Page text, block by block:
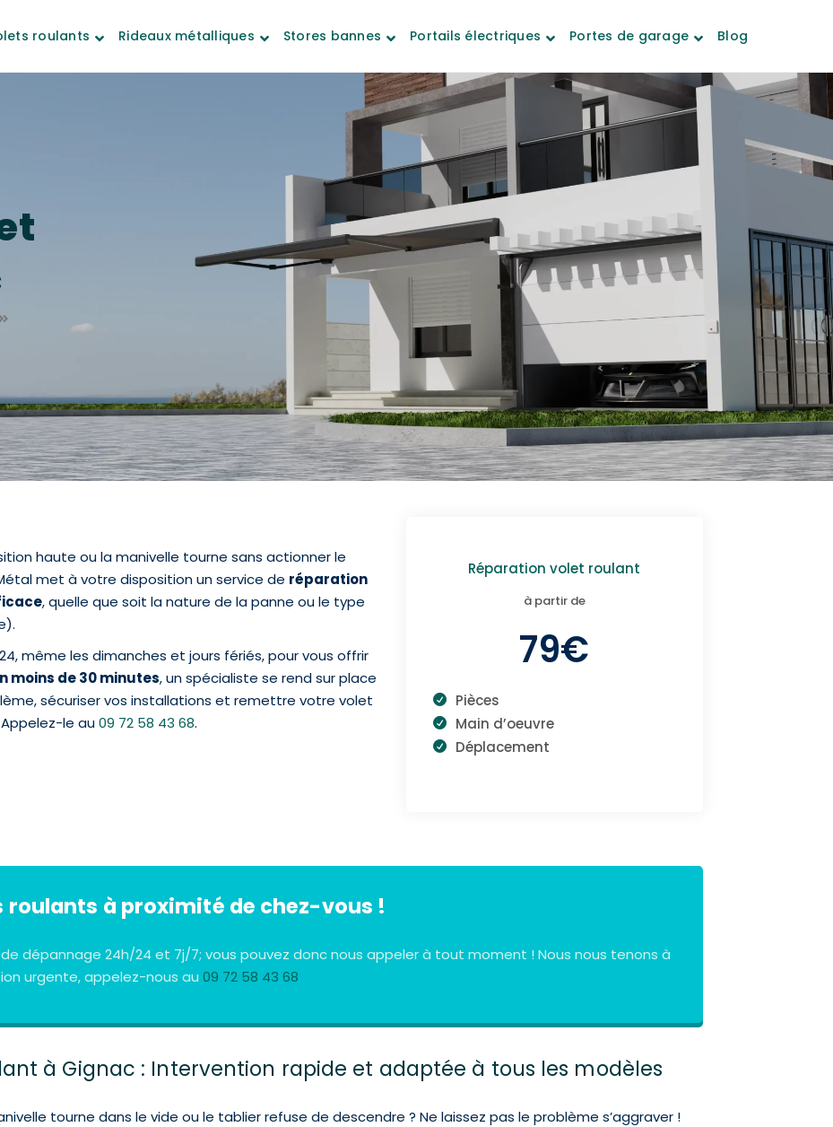
roulants Rideaux métalliques Stores bannes Portails électriques Portes de garage Blog
haute ou la manivelle tourne sans actionner le
met à votre disposition un service de réparation
, quelle que soit la nature de la panne ou le type
même les dimanches et jours fériés, pour vous offrir
moins de 30 minutes, un spécialiste se rend sur place
sécuriser vos installations et remettre votre volet
le au09 72 58 43 68.
Réparation volet roulant
à partir de
79€
Pièces
Main d’oeuvre
Déplacement
roulants à proximité de chez-vous !
dépannage 24h/24 et 7j/7; vous pouvez donc nous appeler à tout moment ! Nous nous tenons à
urgente, appelez-nous au 09 72 58 43 68
à Gignac : Intervention rapide et adaptée à tous les modèles
tourne dans le vide ou le tablier refuse de descendre ? Ne laissez pas le problème s’aggraver !